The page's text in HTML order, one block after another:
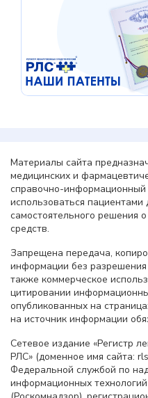
Материалы сайта
медицинских и
справочно-
использоваться пациентами
самостоятельного решения
средств.
Запрещена передача,
информации без
также коммерческое
цитировании
опубликованных на
на источник информации
Сетевое издание «Регистр
РЛС» (доменное имя сайта:
Федеральной службой по
информационных